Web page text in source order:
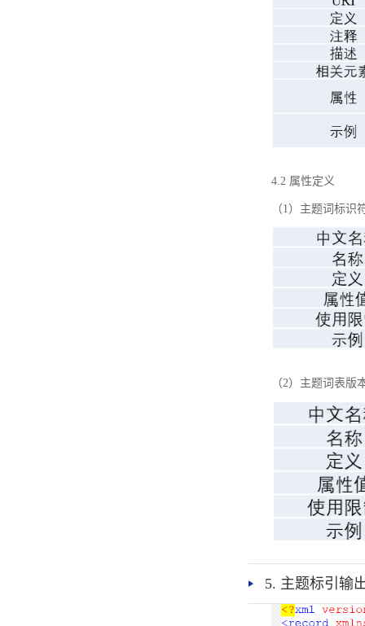
4.2 属性定义
（1）主题词标识
（2）主题词表版
5. 主题标引输